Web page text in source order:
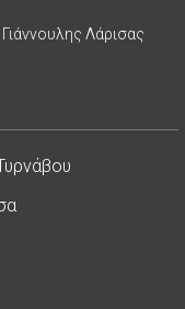
Λάρισας